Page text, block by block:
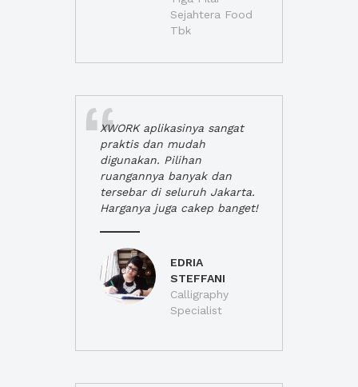
Sejahtera Food
Tbk
XWORK aplikasinya sangat
praktis dan mudah
digunakan. Pilihan
ruangannya banyak dan
tersebar di seluruh Jakarta.
Harganya juga cakep banget!
EDRIA
STEFFANI
Calligraphy
Specialist